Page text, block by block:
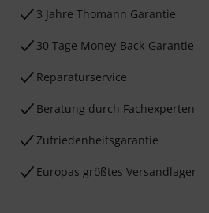
3 Jahre Thomann Garantie
30 Tage Money-Back-Garantie
Reparaturservice
Beratung durch Fachexperten
Zufriedenheitsgarantie
Europas größtes Versandlager